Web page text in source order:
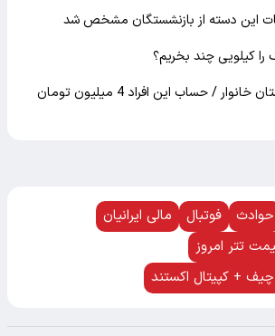
این دسته از بازنشستگان مشخص شد
کیلویی چند بخریم؟
خبر مهم برای سرپرستان خانوار / حساب این افراد 4 میلیون تومان
حوادث فوتبال
مالی ایرانیان
تتر امروز
+ کپیتال اکستند